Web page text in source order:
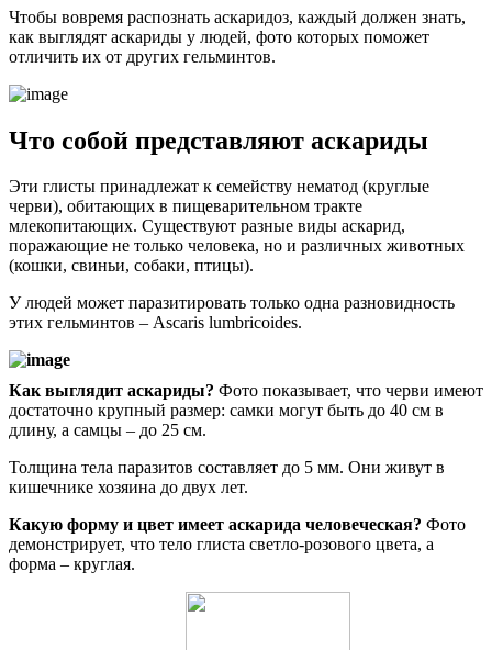
Чтобы вовремя распознать аскаридоз, каждый должен знать,
как выглядят аскариды у людей, фото которых поможет
отличить их от других гельминтов.
Что собой представляют аскариды
Эти глисты принадлежат к семейству нематод (круглые
черви), обитающих в пищеварительном тракте
млекопитающих. Существуют разные виды аскарид,
поражающие не только человека, но и различных животных
(кошки, свиньи, собаки, птицы).
У людей может паразитировать только одна разновидность
этих гельминтов – Ascaris lumbricoides.
Как выглядит аскариды? Фото показывает, что черви имеют
достаточно крупный размер: самки могут быть до 40 см в
длину, а самцы – до 25 см.
Толщина тела паразитов составляет до 5 мм. Они живут в
кишечнике хозяина до двух лет.
Какую форму и цвет имеет аскарида человеческая? Фото
демонстрирует, что тело глиста светло-розового цвета, а
форма – круглая.